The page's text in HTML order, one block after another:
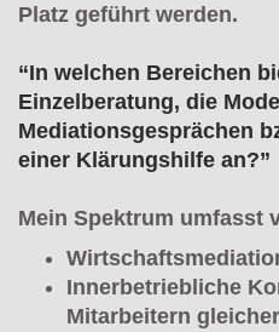
Platz geführt werden.
“In welchen Bereichen
Einzelberatung, die
Mediationsgesprächen
einer Klärungshilfe an?”
Mein Spektrum umfasst
Innerbetriebliche
Mitarbeitern